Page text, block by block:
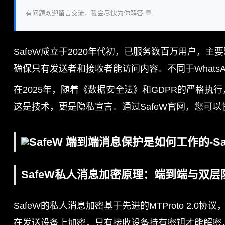
有问题欢迎留言交流，我会尽快为你解答 💬
SafeW成立于2020年代初，已服务数百万用户，主
确保只有发送者和接收者能访问内容。不同于
在2025年，随着《数据安全法》和GDPR的严格执
这是技术，更是隐私宣言。通过SafeW官网，您可
SafeW私人消息加密原理：端到端与双层
SafeW的私人消息加密基于先进的MTProto 2.0协议
在发送设备上加密，只有接收设备持有密钥才能解